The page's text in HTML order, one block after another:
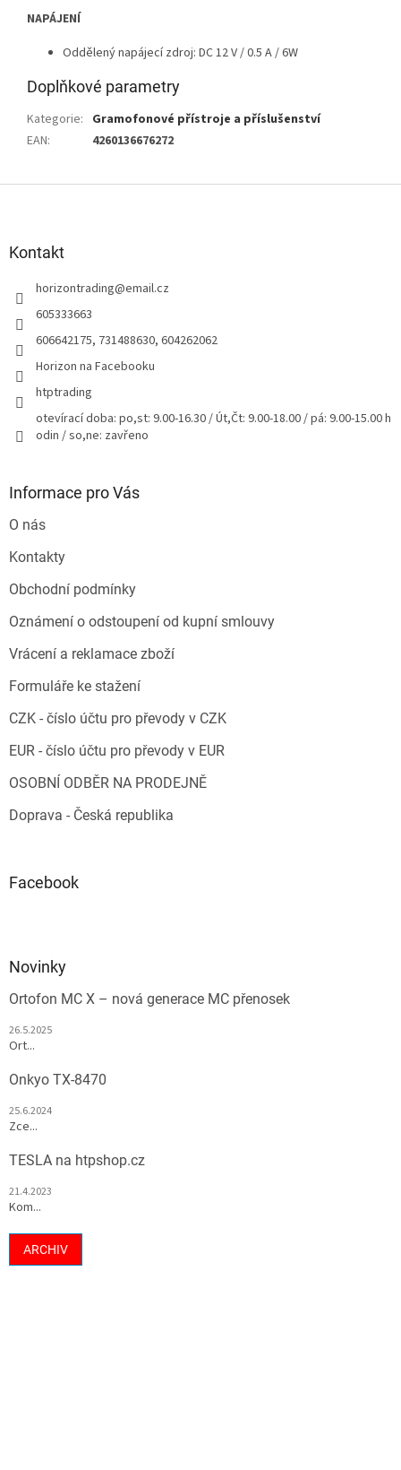
NAPÁJENÍ
Oddělený napájecí zdroj: DC 12 V / 0.5 A / 6W
Doplňkové parametry
Kategorie: Gramofonové přístroje a příslušenství
EAN: 4260136676272
Kontakt
horizontrading@email.cz
605333663
606642175, 731488630, 604262062
Horizon na Facebooku
htptrading
otevírací doba: po,st: 9.00-16.30 / Út,Čt: 9.00-18.00 / pá: 9.00-15.00 h
odin / so,ne: zavřeno
Informace pro Vás
O nás
Kontakty
Obchodní podmínky
Oznámení o odstoupení od kupní smlouvy
Vrácení a reklamace zboží
Formuláře ke stažení
CZK - číslo účtu pro převody v CZK
EUR - číslo účtu pro převody v EUR
OSOBNÍ ODBĚR NA PRODEJNĚ
Doprava - Česká republika
Facebook
Novinky
Ortofon MC X – nová generace MC přenosek
26.5.2025
Ort...
Onkyo TX-8470
25.6.2024
Zce...
TESLA na htpshop.cz
21.4.2023
Kom...
ARCHIV